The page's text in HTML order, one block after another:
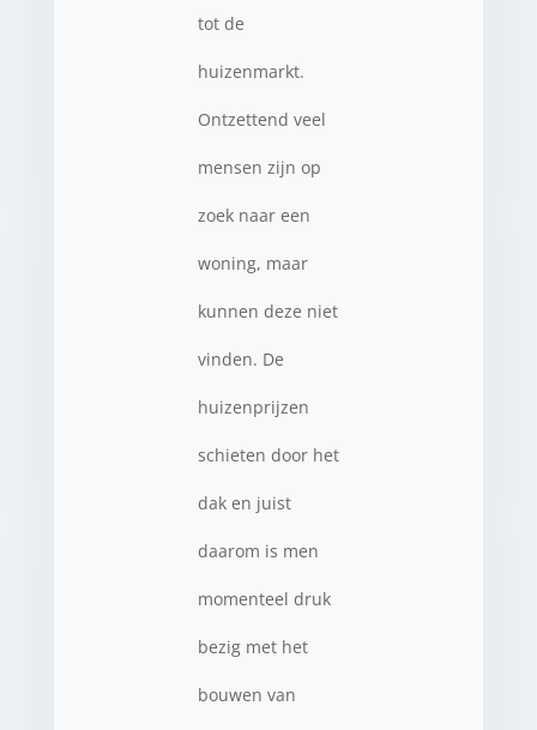
tot de
huizenmarkt.
Ontzettend veel
mensen zijn op
zoek naar een
woning, maar
kunnen deze niet
vinden. De
huizenprijzen
schieten door het
dak en juist
daarom is men
momenteel druk
bezig met het
bouwen van